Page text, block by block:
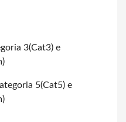
3(Cat3) e
5(Cat5) e